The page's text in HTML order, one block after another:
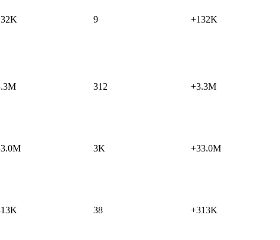
9 +132K
312 +3.3M
3K +33.0M
38 +313K